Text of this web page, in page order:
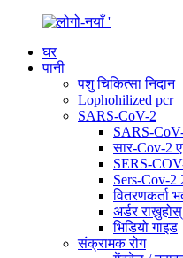
घर
पानी
पशु चिकित्सा निदान
Lophohilized pcr
SARS-CoV-2
SARS-
सार-Cov-2
SERS-
Sers-Cov-2
वितरणकर्ता
अर्डर राख्नुहोस्
भिडियो गाइड
संक्रामक रोग